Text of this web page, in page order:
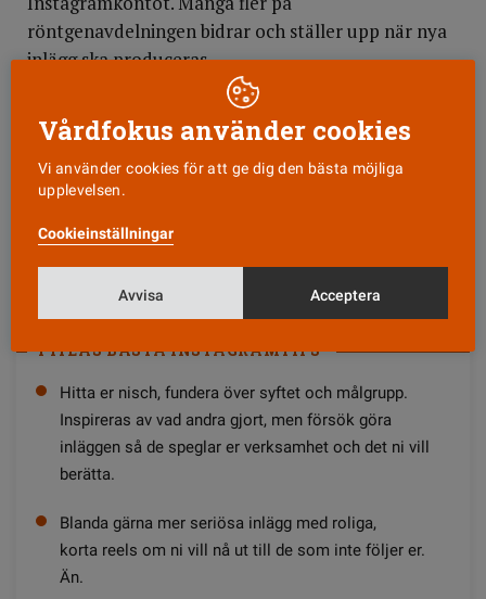
röntgenavdelningen bidrar och ställer upp när nya
inlägg ska produceras.
Med ett ständigt högt arbetstempo kan det vara
svårt att hitta luckor för att filma och lägga
ut inlägg.
lediga, man går ofta och tänker på vad vi skulle
kunna göra, det är ju också väldigt kul att få vara
kreativ i jobbet på det här sättet.
PITEÅS BÄSTA INSTAGRAMTIPS
Hitta er nisch, fundera över syftet och målgrupp.
Inspireras av vad andra gjort, men försök göra
inläggen så de speglar er verksamhet och det ni vill
berätta.
Blanda gärna mer seriösa inlägg med roliga,
korta reels om ni vill nå ut till de som inte följer er.
Än.
Vårdfokus använder cookies
Vi använder cookies för att ge dig den bästa möjliga
upplevelsen.
Cookieinställningar
Avvisa Acceptera